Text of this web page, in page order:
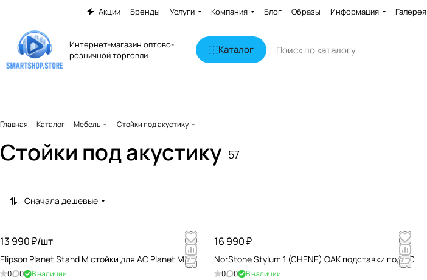
Акции Бренды Услуги Компания Блог Образы Информация Галерея
Интернет-магазин оптово-
розничной торговли
Каталог
Главная Каталог Мебель Стойки под акустику
Стойки под акустику 57
Сначала дешевые
13 990 ₽/шт
Elipson Planet Stand M стойки для АС Planet M
0 0 В наличии
16 990 ₽
NorStone Stylum 1 (CHENE) OAK подставки под АС
0 0 В наличии